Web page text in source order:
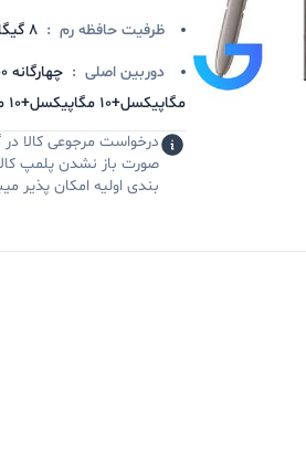
ظرفیت حافظه رم : 8 گیگابایت
دوربین اصلی :
مگاپیکسل+10 مگاپیکسل+10 مگاپیکسل
درخواست مرجوعی کالا
صورت باز نشدن پلمپ
بندی اولیه امکان پذیر